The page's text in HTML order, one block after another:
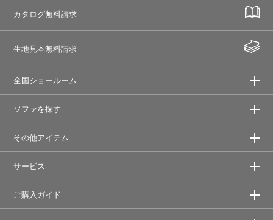
カタログ無料請求
生地見本無料請求
全国ショールーム
ソファを探す
その他アイテム
サービス
ご購入ガイド